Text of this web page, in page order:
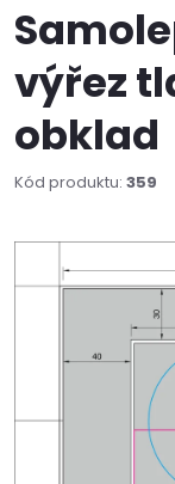
výřez
obklad
Kód produktu: 359